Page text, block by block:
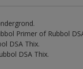
Primer of Rubbol
DSA Thix.
DSA Thix.